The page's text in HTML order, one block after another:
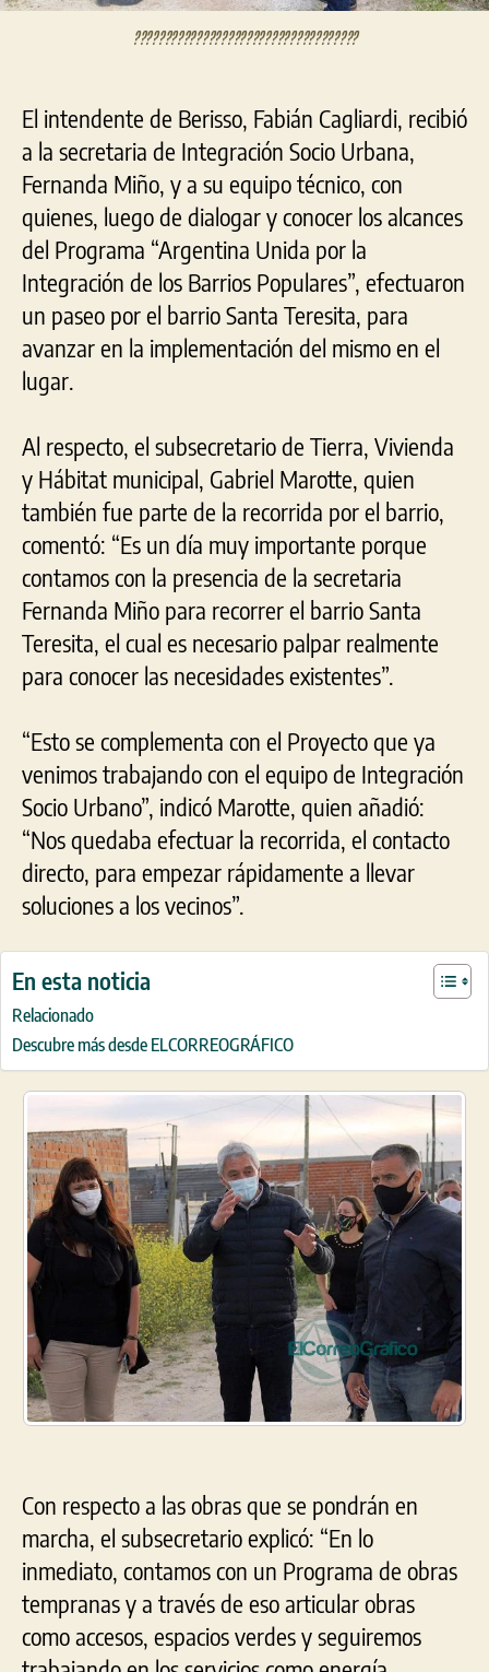
????????????????????????????????????
El intendente de Berisso, Fabián Cagliardi, recibió
a la secretaria de Integración Socio Urbana,
Fernanda Miño, y a su equipo técnico, con
quienes, luego de dialogar y conocer los alcances
del Programa “Argentina Unida por la
Integración de los Barrios Populares”, efectuaron
un paseo por el barrio Santa Teresita, para
avanzar en la implementación del mismo en el
lugar.
Al respecto, el subsecretario de Tierra, Vivienda
y Hábitat municipal, Gabriel Marotte, quien
también fue parte de la recorrida por el barrio,
comentó: “Es un día muy importante porque
contamos con la presencia de la secretaria
Fernanda Miño para recorrer el barrio Santa
Teresita, el cual es necesario palpar realmente
para conocer las necesidades existentes”.
“Esto se complementa con el Proyecto que ya
venimos trabajando con el equipo de Integración
Socio Urbano”, indicó Marotte, quien añadió:
“Nos quedaba efectuar la recorrida, el contacto
directo, para empezar rápidamente a llevar
soluciones a los vecinos”.
En esta noticia
Relacionado
Descubre más desde ELCORREOGRÁFICO
Con respecto a las obras que se pondrán en
marcha, el subsecretario explicó: “En lo
inmediato, contamos con un Programa de obras
tempranas y a través de eso articular obras
como accesos, espacios verdes y seguiremos